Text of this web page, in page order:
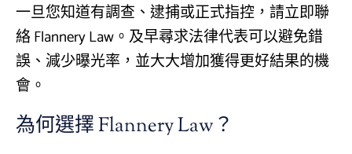
一旦您知道有調查、逮捕或正式指控，請立即聯
絡 Flannery Law。及早尋求法律代表可以避免錯
誤、減少曝光率，並大大增加獲得更好結果的機
會。
為何選擇 Flannery Law？